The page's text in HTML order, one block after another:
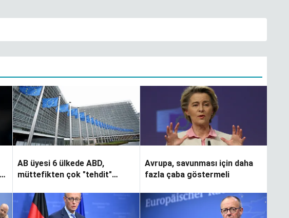
AB üyesi 6 ülkede ABD,
müttefikten çok "tehdit"
Avrupa, savunması için daha
fazla çaba göstermeli